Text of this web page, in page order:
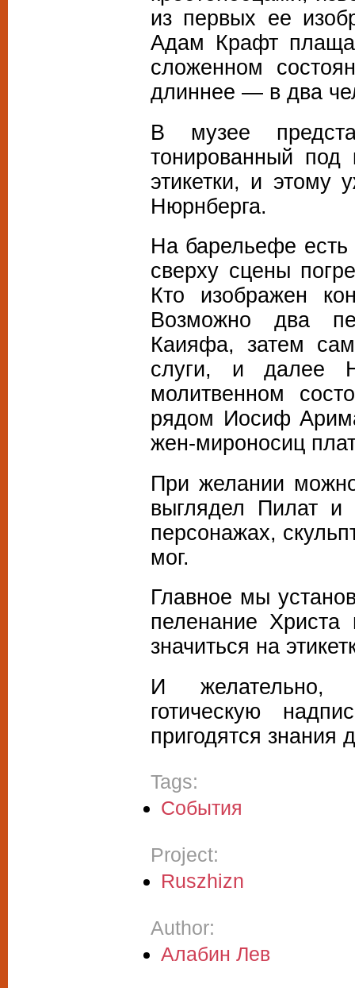
из первых ее
Адам Крафт
сложенном
длиннее — в два
В музее
тонированный под
этикетки, и этому
Нюрнберга.
На барельефе
сверху сцены
Кто изображен
Возможно два
Каияфа, затем
слуги, и далее
молитвенном
рядом Иосиф
жен-мироносиц
При желании
выглядел Пилат
персонажах,
мог.
Главное мы
пеленание
значиться на
И желательно,
готическую
пригодятся знания
Tags:
События
Project:
Ruszhizn
Author:
Алабин Лев